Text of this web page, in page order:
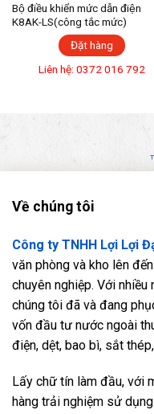
Bộ điều khiển mức dẫn điện
K8AK-LS(công tắc mức)
Đặt hàng
Liên hệ: 0372 016 792
Về chúng tôi
Công ty TNHH Lợi Lợi
văn phòng và kho lên
chuyên nghiệp. Với nhiều
chúng tôi đã và đang
vốn đầu tư nước ngoài
điện, dệt, bao bì, sắt
Lấy chữ tín làm đầu, với
hàng trải nghiệm sử